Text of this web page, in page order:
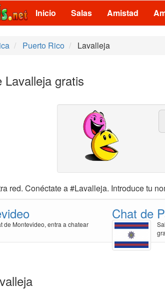
Inicio Salas Amistad
Puerto Rico Lavalleja
Lavalleja gratis
red. Conéctate a #Lavalleja. Introduce tu
de Montevideo, entra a chatear
Chat de